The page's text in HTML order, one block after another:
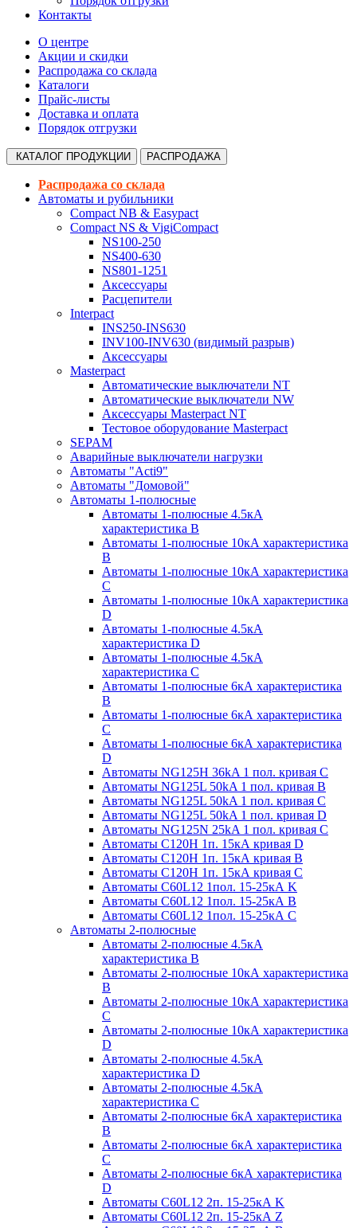
Контакты
О центре
Акции и скидки
Распродажа со склада
Каталоги
Прайс-листы
Доставка и оплата
Порядок отгрузки
КАТАЛОГ ПРОДУКЦИИ РАСПРОДАЖА
Распродажа со склада
Автоматы и рубильники
Compact NB & Easypact
Compact NS & VigiCompact
NS100-250
NS400-630
NS801-1251
Аксессуары
Расцепители
Interpact
INS250-INS630
INV100-INV630 (видимый разрыв)
Аксессуары
Masterpact
Автоматические выключатели NT
Автоматические выключатели NW
Аксессуары Masterpact NT
Тестовое оборудование Masterpact
SEPAM
Аварийные выключатели нагрузки
Автоматы "Acti9"
Автоматы "Домовой"
Автоматы 1-полюсные
Автоматы 1-полюсные 4.5кА
характеристика В
Автоматы 1-полюсные 10кА характеристика
B
Автоматы 1-полюсные 10кА характеристика
C
Автоматы 1-полюсные 10кА характеристика
D
Автоматы 1-полюсные 4.5кА
характеристика D
Автоматы 1-полюсные 4.5кА
характеристика С
Автоматы 1-полюсные 6кА характеристика
B
Автоматы 1-полюсные 6кА характеристика
C
Автоматы 1-полюсные 6кА характеристика
D
Автоматы NG125H 36kA 1 пол. кривая C
Автоматы NG125L 50kA 1 пол. кривая B
Автоматы NG125L 50kA 1 пол. кривая C
Автоматы NG125L 50kA 1 пол. кривая D
Автоматы NG125N 25kA 1 пол. кривая C
Автоматы С120H 1п. 15кА кривая D
Автоматы С120H 1п. 15кА кривая В
Автоматы С120H 1п. 15кА кривая С
Автоматы С60L12 1пол. 15-25кА K
Автоматы С60L12 1пол. 15-25кА В
Автоматы С60L12 1пол. 15-25кА С
Автоматы 2-полюсные
Автоматы 2-полюсные 4.5кА
характеристика В
Автоматы 2-полюсные 10кА характеристика
B
Автоматы 2-полюсные 10кА характеристика
C
Автоматы 2-полюсные 10кА характеристика
D
Автоматы 2-полюсные 4.5кА
характеристика D
Автоматы 2-полюсные 4.5кА
характеристика С
Автоматы 2-полюсные 6кА характеристика
B
Автоматы 2-полюсные 6кА характеристика
C
Автоматы 2-полюсные 6кА характеристика
D
Автоматы C60L12 2п. 15-25кА K
Автоматы C60L12 2п. 15-25кА Z